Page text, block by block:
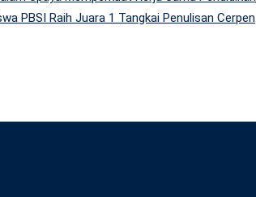
PBSI Raih Juara 1 Tangkai Penulisan Cerpen